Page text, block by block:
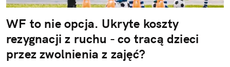
WF to nie opcja. Ukryte koszty
rezygnacji z ruchu - co tracą dzieci
przez zwolnienia z zajęć?